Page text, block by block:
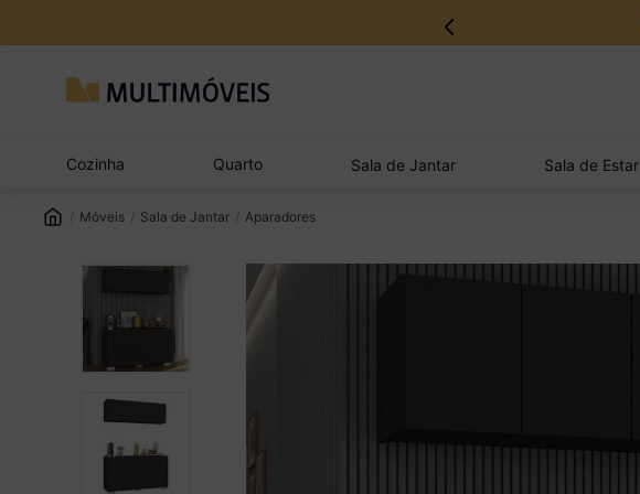
Cozinha Quarto Sala de Jantar Sala de Estar
Móveis Sala de Jantar Aparadores
4º
sofá